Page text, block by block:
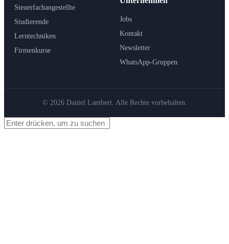
Steuerfachangestellte
Studierende
Lerntechniken
Firmenkurse
Jobs
Kontakt
Newsletter
WhatsApp-Gruppen
© 2026 Daniel Lambert. Alle Rechte vorbehalten.